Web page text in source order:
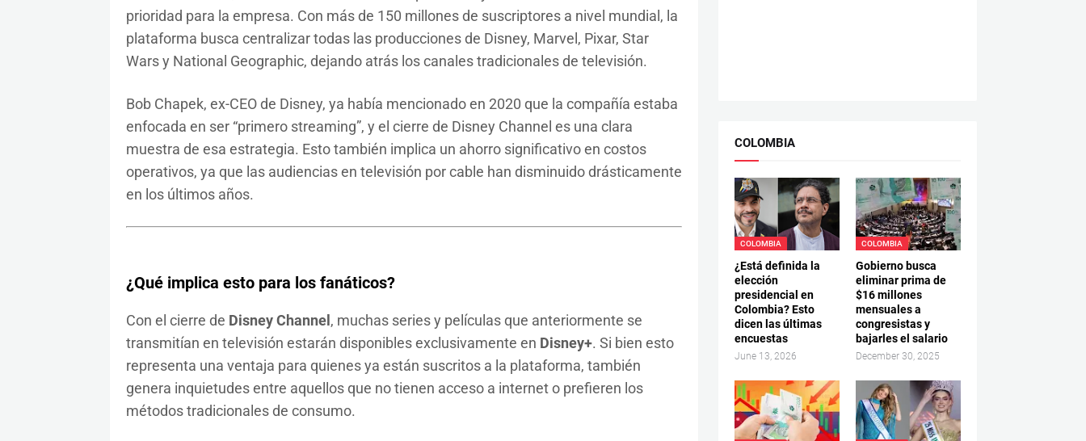
prioridad para la empresa. Con más de 150 millones de suscriptores a nivel mundial, la
plataforma busca centralizar todas las producciones de Disney, Marvel, Pixar, Star
Wars y National Geographic, dejando atrás los canales tradicionales de televisión.
Bob Chapek, ex-CEO de Disney, ya había mencionado en 2020 que la compañía estaba
enfocada en ser “primero streaming”, y el cierre de Disney Channel es una clara
muestra de esa estrategia. Esto también implica un ahorro significativo en costos
operativos, ya que las audiencias en televisión por cable han disminuido drásticamente
en los últimos años.
¿Qué implica esto para los fanáticos?
Con el cierre de Disney Channel , muchas series y películas que anteriormente se
transmitían en televisión estarán disponibles exclusivamente en Disney+. Si bien esto
representa una ventaja para quienes ya están suscritos a la plataforma, también
genera inquietudes entre aquellos que no tienen acceso a internet o prefieren los
métodos tradicionales de consumo.
COLOMBIA
COLOMBIA
¿Está definida la
elección
presidencial en
Colombia? Esto
dicen las últimas
encuestas
June 13, 2026
COLOMBIA
Gobierno busca
eliminar prima de
$16 millones
mensuales a
congresistas y
bajarles el salario
December 30, 2025